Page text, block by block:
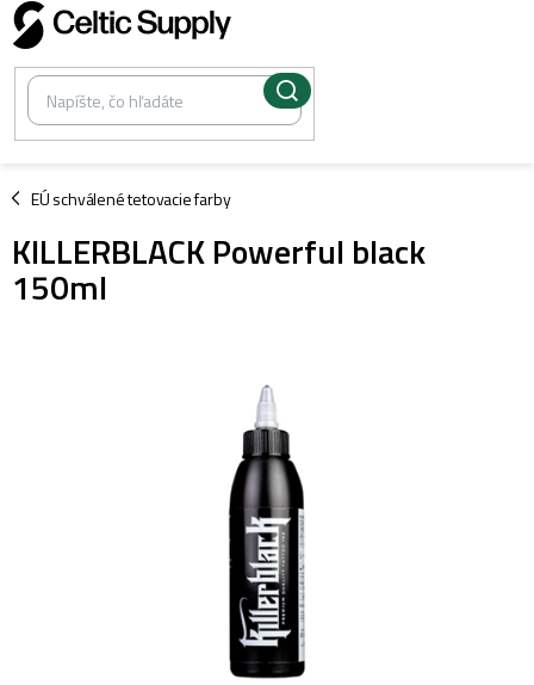
Prejsť
na
obsah
EÚ schválené tetovacie farby
/
KILLERBLACK Powerful black
150ml